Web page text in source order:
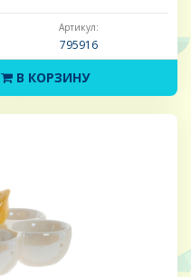
Артикул:
795916
В КОРЗИНУ